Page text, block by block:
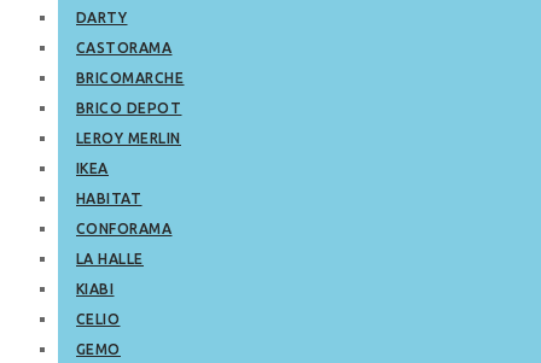
DARTY
CASTORAMA
BRICOMARCHE
BRICO DEPOT
LEROY MERLIN
IKEA
HABITAT
CONFORAMA
LA HALLE
KIABI
CELIO
GEMO